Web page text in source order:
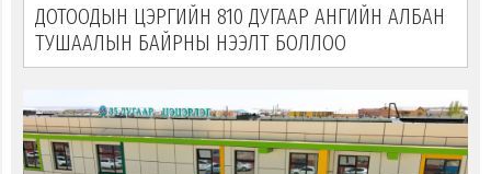
ДОТООДЫН ЦЭРГИЙН 810 ДУГААР АНГИЙН АЛБАН
ТУШААЛЫН БАЙРНЫ НЭЭЛТ БОЛЛОО